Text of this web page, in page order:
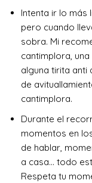
Intenta ir lo más
pero cuando
sobra. Mi
cantimplora,
alguna tirita anti
de
cantimplora.
Durante el
momentos en
de hablar,
a casa… todo
Respeta tu